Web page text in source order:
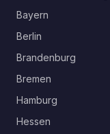
Bayern
Berlin
Brandenburg
Bremen
Hamburg
Hessen